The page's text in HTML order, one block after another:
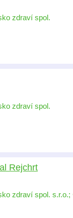
zdraví spol.
zdraví spol.
Rejchrt
zdraví spol.